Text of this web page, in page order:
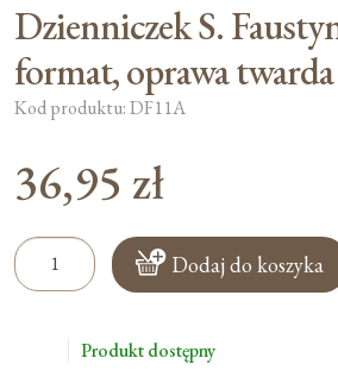
Dzienniczek S.
format, oprawa twarda
Kod produktu: DF11A
36,95 zł
ilość
Dzienniczek
Faustyny
Dodaj do koszyka
Produkt dostępny